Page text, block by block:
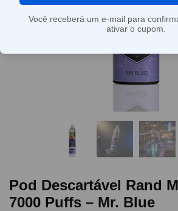
Pod Descartável Rand
7000 Puffs – Mr. Blue
Você receberá um e-mail para
ativar o cupom.